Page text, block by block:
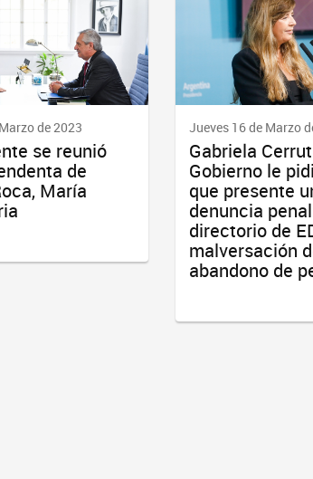
de 2023
se reunió
de
María
Jueves 16 de Marzo
Gabriela
Gobierno le
que presente
denuncia
directorio de
malversación
abandono de